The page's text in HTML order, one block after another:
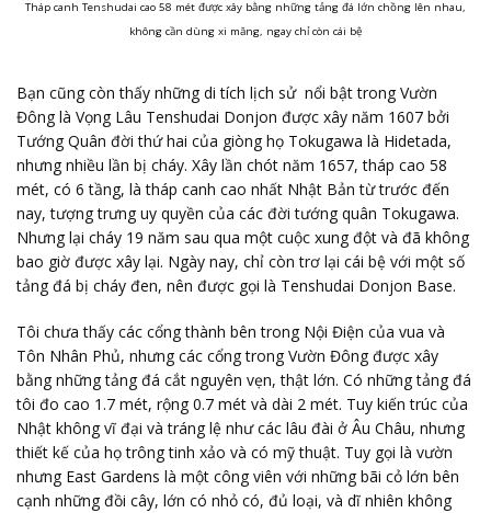
Tháp canh Tenshudai cao 58 mét được xây bằng những tảng đá lớn chồng lên nhau,
không cần dùng xi măng, ngay chỉ còn cái bệ
Bạn cũng còn thấy những di tích lịch sử nổi bật trong Vườn
Đông là Vọng Lâu Tenshudai Donjon được xây năm 1607 bởi
Tướng Quân đời thứ hai của giòng họ Tokugawa là Hidetada,
nhưng nhiều lần bị cháy. Xây lần chót năm 1657, tháp cao 58
mét, có 6 tầng, là tháp canh cao nhất Nhật Bản từ trước đến
nay, tượng trưng uy quyền của các đời tướng quân Tokugawa.
Nhưng lại cháy 19 năm sau qua một cuộc xung đột và đã không
bao giờ được xây lại. Ngày nay, chỉ còn trơ lại cái bệ với một số
tảng đá bị cháy đen, nên được gọi là Tenshudai Donjon Base.
Tôi chưa thấy các cổng thành bên trong Nội Điện của vua và
Tôn Nhân Phủ, nhưng các cổng trong Vườn Đông được xây
bằng những tảng đá cắt nguyên vẹn, thật lớn. Có những tảng đá
tôi đo cao 1.7 mét, rộng 0.7 mét và dài 2 mét. Tuy kiến trúc của
Nhật không vĩ đại và tráng lệ như các lâu đài ở Âu Châu, nhưng
thiết kế của họ trông tinh xảo và có mỹ thuật. Tuy gọi là vườn
nhưng East Gardens là một công viên với những bãi cỏ lớn bên
cạnh những đồi cây, lớn có nhỏ có, đủ loại, và dĩ nhiên không